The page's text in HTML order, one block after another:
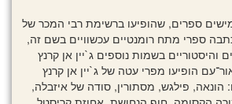
ספרים, שהופיעו ברשימת רבי המכר של
ספרי מתח רומנטיים עכשוויים בשם זה,
והיסטוריים בשמות נוספים ג`יין אן קרנץ
הופיעו מפרי עטה של ג`יין אן קרנץ
הונאה, פילגש, מסתורין, סודה של איזבלה,